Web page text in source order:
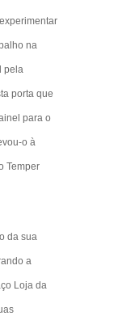
na
pela
porta que
para o
o à
Temper
da sua
a
Loja da